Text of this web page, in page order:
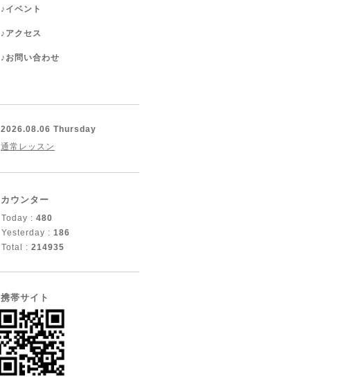
♪イベント
♪アクセス
♪お問い合わせ
2026.08.06 Thursday
通常レッスン
カウンター
Today : 480
Yesterday : 186
Total : 214935
携帯サイト